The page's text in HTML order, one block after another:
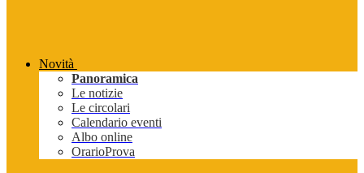
Novità
Panoramica
Le notizie
Le circolari
Calendario eventi
Albo online
OrarioProva